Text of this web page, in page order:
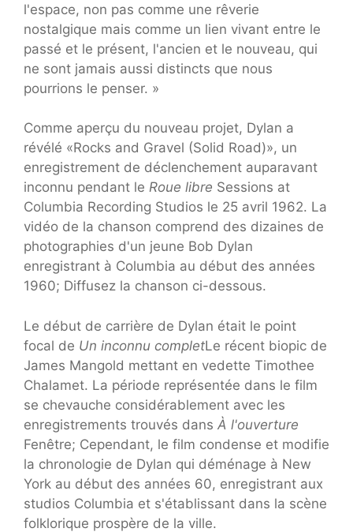
l'espace, non pas comme une rêverie
nostalgique mais comme un lien vivant entre le
passé et le présent, l'ancien et le nouveau, qui
ne sont jamais aussi distincts que nous
pourrions le penser. »
Comme aperçu du nouveau projet, Dylan a
révélé «Rocks and Gravel (Solid Road)», un
enregistrement de déclenchement auparavant
inconnu pendant le Roue libre Sessions at
Columbia Recording Studios le 25 avril 1962. La
vidéo de la chanson comprend des dizaines de
photographies d'un jeune Bob Dylan
enregistrant à Columbia au début des années
1960; Diffusez la chanson ci-dessous.
Le début de carrière de Dylan était le point
focal de Un inconnu completLe récent biopic de
James Mangold mettant en vedette Timothee
Chalamet. La période représentée dans le film
se chevauche considérablement avec les
enregistrements trouvés dans À l'ouverture
Fenêtre; Cependant, le film condense et modifie
la chronologie de Dylan qui déménage à New
York au début des années 60, enregistrant aux
studios Columbia et s'établissant dans la scène
folklorique prospère de la ville.